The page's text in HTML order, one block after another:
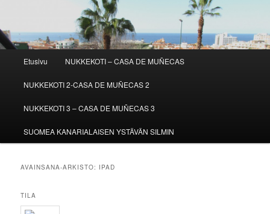
Etusivu NUKKEKOTI – CASA DE MUÑECAS
NUKKEKOTI 2-CASA DE MUÑECAS 2
NUKKEKOTI 3 – CASA DE MUÑECAS 3
SUOMEA KANARIALAISEN YSTÄVÄN SILMIN
AVAINSANA-ARKISTO: IPAD
TILA